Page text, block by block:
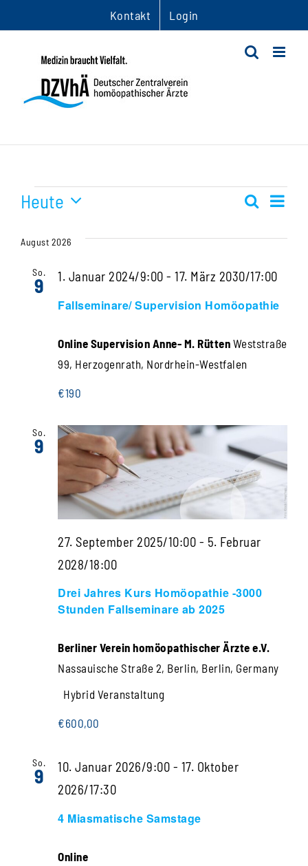
Inhalt
Kontakt Login
Veranstaltungen
Suche
Suche
Liste
Heute
wählen.
August 2026
So.
9
Fallseminare/ Supervision Homöopathie
1. Januar 2024/9:00 - 17. März 2030/17:00
Online Supervision Anne- M. Rütten Weststraße
99, Herzogenrath, Nordrhein-Westfalen
€190
So.
9
Drei Jahres Kurs Homöopathie -3000
Stunden Fallseminare ab 2025
27. September 2025/10:00 - 5. Februar
2028/18:00
Berliner Verein homöopathischer Ärzte e.V.
Nassauische Straße 2, Berlin, Berlin, Germany
Hybrid Veranstaltung
€600,00
So.
9
4 Miasmatische Samstage
10. Januar 2026/9:00 - 17. Oktober
2026/17:30
Online